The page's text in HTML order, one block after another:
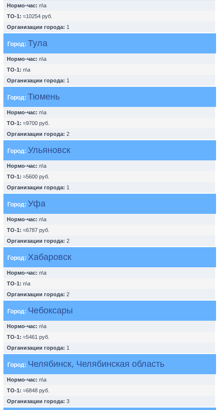
Нормо-час: n\a
ТО-1: ≈10254 руб.
Организации города: 1
Город: Тула
Нормо-час: n\a
ТО-1: n\a
Организации города: 1
Город: Тюмень
Нормо-час: n\a
ТО-1: ≈9700 руб.
Организации города: 2
Город: Ульяновск
Нормо-час: n\a
ТО-1: ≈5600 руб.
Организации города: 1
Город: Уфа
Нормо-час: n\a
ТО-1: ≈6787 руб.
Организации города: 2
Город: Хабаровск
Нормо-час: n\a
ТО-1: n\a
Организации города: 2
Город: Чебоксары
Нормо-час: n\a
ТО-1: ≈5461 руб.
Организации города: 1
Город: Челябинск, Челябинская область
Нормо-час: n\a
ТО-1: ≈6848 руб.
Организации города: 3